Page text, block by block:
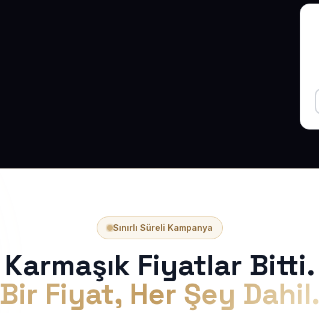
Sınırlı Süreli Kampanya
Karmaşık Fiyatlar Bitti.
Bir Fiyat, Her Şey Dahil.